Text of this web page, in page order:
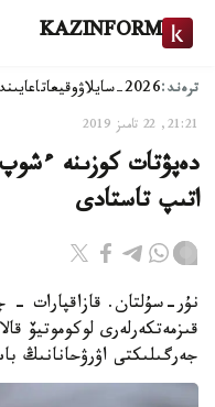
KAZINFORM
ترەند:2026-سايلاۋ وقيعا
21:21, 22 تامىز 2019
دەپۋتات كوزىنە ءشوپ
اتىپ تاستادى
نۇر-سۇلتان. قازاقپارات -
قىزمەتكەرلەرى لوكوموتيۆ
جەرگىلىكتى اۋرۋحانانىڭ